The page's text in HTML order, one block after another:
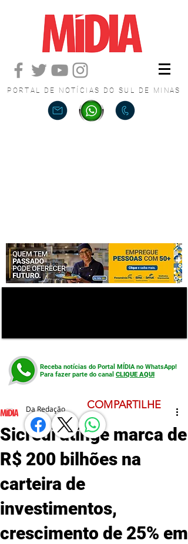
PORTAL DE NOTÍCIAS DO SUL DE MINAS
Receba notícias do Portal MÍDIA no WhatsApp!
Para fazer parte do canal CLIQUE AQUI
Sicredi atinge marca de
R$ 200 bilhões na
carteira de
investimentos,
crescimento de 25% em
Da Redação COMPARTILHE